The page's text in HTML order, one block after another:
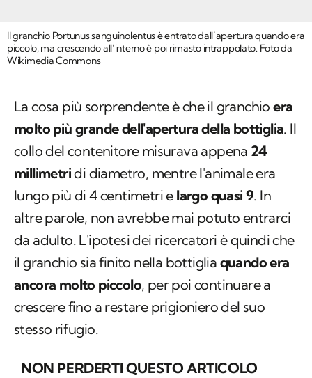
Il granchio Portunus sanguinolentusè entrato dall’apertura quando era
piccolo, ma crescendo all’interno è poi rimasto intrappolato. Foto da
Wikimedia Commons
La cosa più sorprendente è che il granchioera
molto più grande dell'apertura della bottiglia. Il
collo del contenitore misurava appena 24
millimetridi diametro, mentre l'animale era
lungo più di 4 centimetri e largo quasi 9. In
altre parole, non avrebbe mai potuto entrarci
da adulto. L'ipotesi dei ricercatori è quindi che
il granchio sia finito nella bottiglia quando era
ancora molto piccolo, per poi continuare a
crescere fino a restare prigioniero del suo
stesso rifugio.
NON PERDERTI QUESTO ARTICOLO